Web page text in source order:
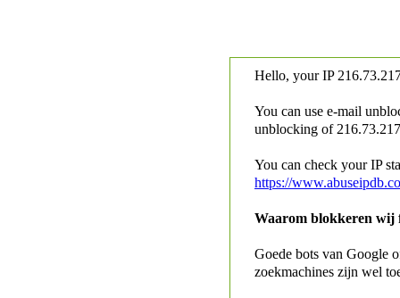
Hello, your IP
You can use e-mail
unblocking of
You can check your IP
https://
Waarom blokkeren wij
Goede bots van Google
zoekmachines zijn wel